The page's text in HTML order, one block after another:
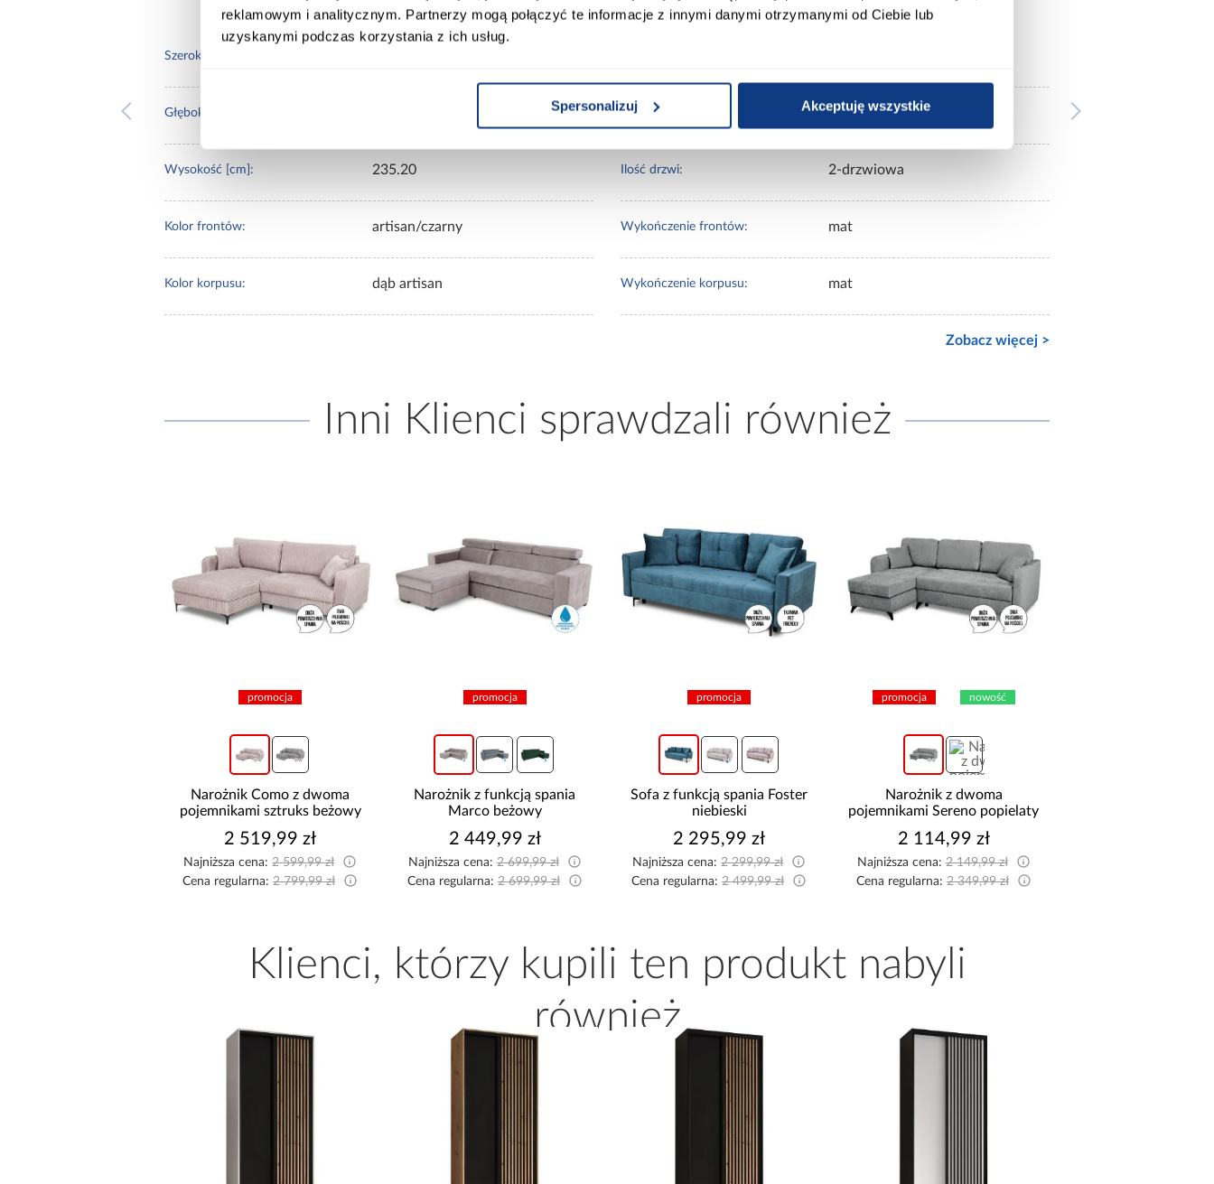
reklamowym i analitycznym. Partnerzy mogą połączyć te informacje z innymi danymi otrzymanymi od Ciebie lub
uzyskanymi podczas korzystania z ich usług.
Spersonalizuj Akceptuję wszystkie
Szerokość [cm]:
Głębokość [cm]:
Wysokość [cm]: 235.20
Kolor frontów: artisan/czarny
Kolor korpusu: dąb artisan
Lustro: bez lustra
Ilość drzwi: 2-drzwiowa
Wykończenie frontów: mat
Wykończenie korpusu: mat
Zobacz więcej >
Inni Klienci sprawdzali również
promocja
Narożnik Como z dwoma
pojemnikami sztruks beżowy
2 519,99 zł
Najniższa cena:2 599,99 zł
Cena regularna:2 799,99 zł
promocja
Narożnik z funkcją spania
Marco beżowy
2 449,99 zł
Najniższa cena:2 699,99 zł
Cena regularna:2 699,99 zł
promocja
Sofa z funkcją spania Foster
niebieski
2 295,99 zł
Najniższa cena:2 299,99 zł
Cena regularna:2 499,99 zł
promocja nowość
Narożnik z dwoma
pojemnikami Sereno popielaty
2 114,99 zł
Najniższa cena:2 149,99 zł
Cena regularna:2 349,99 zł
Klienci, którzy kupili ten produkt nabyli
również